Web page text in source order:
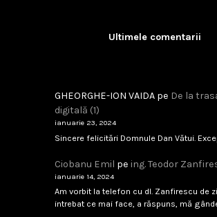
Industria de Apărare: De la Silozuri Rigide la Ec
februarie 9, 2026
Ultimele comentarii
GHEORGHE-ION VAIDApe De la
digitală (1)
ianuarie 23, 2024
Sincere felicitări Domnule Dan Vătui.
Ciobanu Emil pe ing. Teodor
ianuarie 14, 2024
Am vorbit la telefon cu dl. Zanfirescu de
intrebat ce mai face, a răspuns, mă